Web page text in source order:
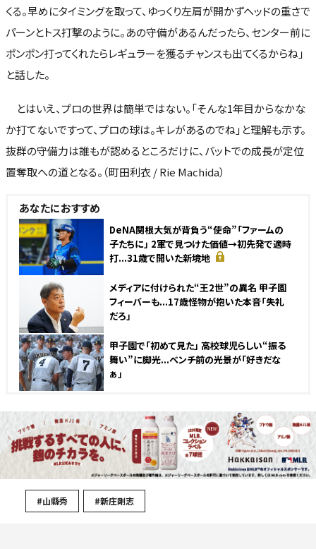
くる。早めにタイミングを取って、ゆっくり左肩が開かずヘッドの重さで
パーンとトス打撃のように。あの守備があるんだったら、センター前に
ポンポン打ってくれたらレギュラーを獲るチャンスも出てくるからね」
と話した。
とはいえ、プロの世界は簡単ではない。「そんな1年目からなかな
か打てないですって、プロの球は。キレがあるのでね」と理解も示す。
抜群の守備力は誰もが認めるところだけに、バットでの成長が定位
置奪取への道となる。（町田利衣 / Rie Machida）
あなたにおすすめ
DeNA関根大気が背負う“使命”「ファームの
子たちに」 2軍で見つけた価値→初先発で適時
打...31歳で開いた新境地
メディアに付けられた“王2世”の異名 甲子園
フィーバーも...17歳怪物が抱いた本音「失礼
だろ」
甲子園で「初めて見た」 高校球児らしい“振る
舞い”に脚光...ベンチ前の光景が「好きだな
ぁ」
#山縣秀 #新庄剛志